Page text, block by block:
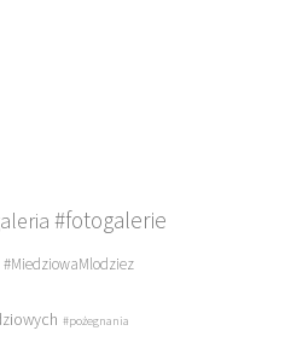
#fotogalerie
#MiedziowaMlodziez
#pożegnania